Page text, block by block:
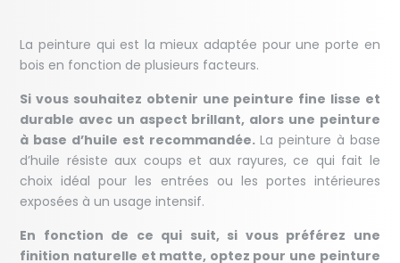
La peinture qui est la mieux adaptée pour une porte en
bois en fonction de plusieurs facteurs.
Si vous souhaitez obtenir une peinture fine lisse et
durable avec un aspect brillant, alors une peinture
à base d’huile est recommandée.La peinture à base
d’huile résiste aux coups et aux rayures, ce qui fait le
choix idéal pour les entrées ou les portes intérieures
exposées à un usage intensif.
En fonction de ce qui suit, si vous préférez une
finition naturelle et matte, optez pour une peinture